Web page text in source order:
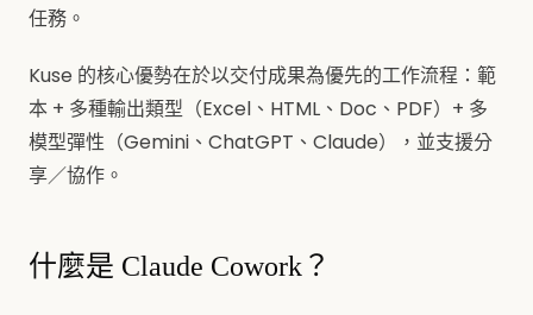
任務。
Kuse 的核心優勢在於以交付成果為優先的工作流程：範
本 + 多種輸出類型（Excel、HTML、Doc、PDF）+ 多
模型彈性（Gemini、ChatGPT、Claude），並支援分
享／協作。
什麼是 Claude Cowork？